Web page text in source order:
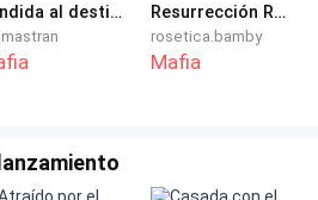
seca—. ¿Qué placer me daría
hacerle a ella? —Y le pasó la
Duro. Sentía los huesos. Dio
Vendida al destino Resurrección Rusa
rosetica.bamby
Mafia